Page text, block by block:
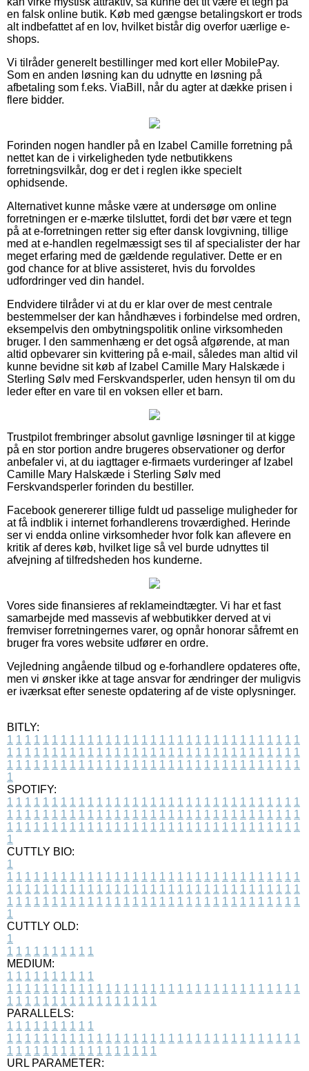
en falsk online butik. Køb med gængse betalingskort er trods
alt indbefattet af en lov, hvilket bistår dig overfor uærlige e-
shops.
Vi tilråder generelt bestillinger med kort eller MobilePay.
Som en anden løsning kan du udnytte en løsning på
afbetaling som f.eks. ViaBill, når du agter at dække prisen i
flere bidder.
Forinden nogen handler på en Izabel Camille forretning på
nettet kan de i virkeligheden tyde netbutikkens
forretningsvilkår, dog er det i reglen ikke specielt
ophidsende.
Alternativet kunne måske være at undersøge om online
forretningen er e-mærke tilsluttet, fordi det bør være et tegn
på at e-forretningen retter sig efter dansk lovgivning, tillige
med at e-handlen regelmæssigt ses til af specialister der har
meget erfaring med de gældende regulativer. Dette er en
god chance for at blive assisteret, hvis du forvoldes
udfordringer ved din handel.
Endvidere tilråder vi at du er klar over de mest centrale
bestemmelser der kan håndhæves i forbindelse med ordren,
eksempelvis den ombytningspolitik online virksomheden
bruger. I den sammenhæng er det også afgørende, at man
altid opbevarer sin kvittering på e-mail, således man altid vil
kunne bevidne sit køb af Izabel Camille Mary Halskæde i
Sterling Sølv med Ferskvandsperler, uden hensyn til om du
leder efter en vare til en voksen eller et barn.
Trustpilot frembringer absolut gavnlige løsninger til at kigge
på en stor portion andre brugeres observationer og derfor
anbefaler vi, at du iagttager e-firmaets vurderinger af Izabel
Camille Mary Halskæde i Sterling Sølv med
Ferskvandsperler forinden du bestiller.
Facebook genererer tillige fuldt ud passelige muligheder for
at få indblik i internet forhandlerens troværdighed. Herinde
ser vi endda online virksomheder hvor folk kan aflevere en
kritik af deres køb, hvilket lige så vel burde udnyttes til
afvejning af tilfredsheden hos kunderne.
Vores side finansieres af reklameindtægter. Vi har et fast
samarbejde med massevis af webbutikker derved at vi
fremviser forretningernes varer, og opnår honorar såfremt en
bruger fra vores website udfører en ordre.
Vejledning angående tilbud og e-forhandlere opdateres ofte,
men vi ønsker ikke at tage ansvar for ændringer der muligvis
er iværksat efter seneste opdatering af de viste oplysninger.
BITLY:
1 1 1 1 1 1 1 1 1 1 1 1 1 1 1 1 1 1 1 1 1 1 1 1 1 1 1 1 1 1 1 1 1
1 1 1 1 1 1 1 1 1 1 1 1 1 1 1 1 1 1 1 1 1 1 1 1 1 1 1 1 1 1 1 1 1
1 1 1 1 1 1 1 1 1 1 1 1 1 1 1 1 1 1 1 1 1 1 1 1 1 1 1 1 1 1 1 1 1
1
SPOTIFY:
1 1 1 1 1 1 1 1 1 1 1 1 1 1 1 1 1 1 1 1 1 1 1 1 1 1 1 1 1 1 1 1 1
1 1 1 1 1 1 1 1 1 1 1 1 1 1 1 1 1 1 1 1 1 1 1 1 1 1 1 1 1 1 1 1 1
1 1 1 1 1 1 1 1 1 1 1 1 1 1 1 1 1 1 1 1 1 1 1 1 1 1 1 1 1 1 1 1 1
1
CUTTLY BIO:
1
1 1 1 1 1 1 1 1 1 1 1 1 1 1 1 1 1 1 1 1 1 1 1 1 1 1 1 1 1 1 1 1 1
1 1 1 1 1 1 1 1 1 1 1 1 1 1 1 1 1 1 1 1 1 1 1 1 1 1 1 1 1 1 1 1 1
1 1 1 1 1 1 1 1 1 1 1 1 1 1 1 1 1 1 1 1 1 1 1 1 1 1 1 1 1 1 1 1 1
1
CUTTLY OLD:
1
1 1 1 1 1 1 1 1 1 1
MEDIUM:
1 1 1 1 1 1 1 1 1 1
1 1 1 1 1 1 1 1 1 1 1 1 1 1 1 1 1 1 1 1 1 1 1 1 1 1 1 1 1 1 1 1 1
1 1 1 1 1 1 1 1 1 1 1 1 1 1 1 1 1
PARALLELS:
1 1 1 1 1 1 1 1 1 1
1 1 1 1 1 1 1 1 1 1 1 1 1 1 1 1 1 1 1 1 1 1 1 1 1 1 1 1 1 1 1 1 1
1 1 1 1 1 1 1 1 1 1 1 1 1 1 1 1 1
URL PARAMETER: